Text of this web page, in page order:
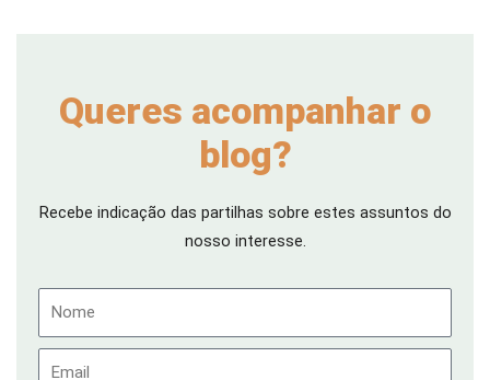
Queres acompanhar o
blog?
Recebe indicação das partilhas sobre estes assuntos do
nosso interesse.